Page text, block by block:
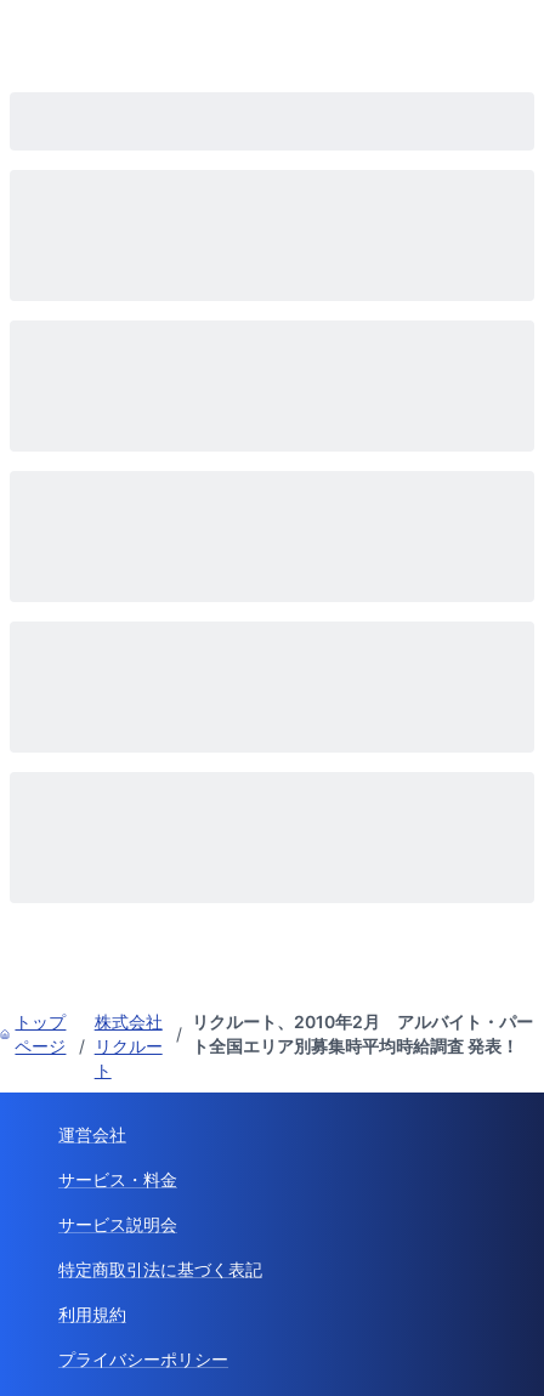
トップ
ページ
/
株式会社
リクルー
ト
/
リクルート、2010年2月 アルバイト・パー
ト全国エリア別募集時平均時給調査 発表！
運営会社
サービス・料金
サービス説明会
特定商取引法に基づく表記
利用規約
プライバシーポリシー